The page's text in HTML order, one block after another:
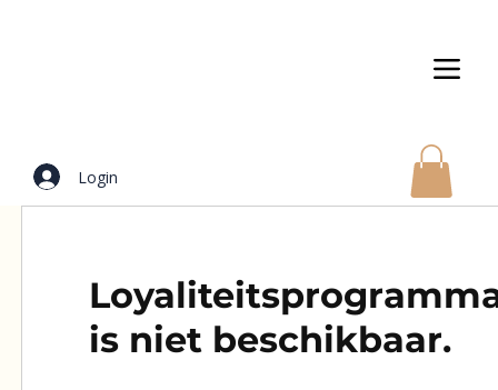
Login
is niet beschikbaar.